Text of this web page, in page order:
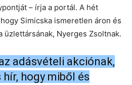
– írja a portál. A hét
Simicska ismeretlen áron és
üzlettársának, Nyerges Zsoltnak.
adásvételi akciónak,
hogy miből és